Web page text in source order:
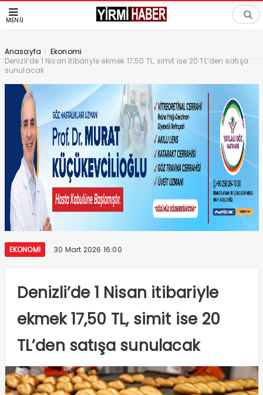
MENÜ
Anasayfa > Ekonomi >
Denizli’de 1 Nisan itibariyle ekmek 17,50 TL, simit ise 20 TL’den satışa
sunulacak
EKONOMI 30 Mart 2026 16:00
Denizli’de 1 Nisan itibariyle
ekmek 17,50 TL, simit ise 20
TL’den satışa sunulacak